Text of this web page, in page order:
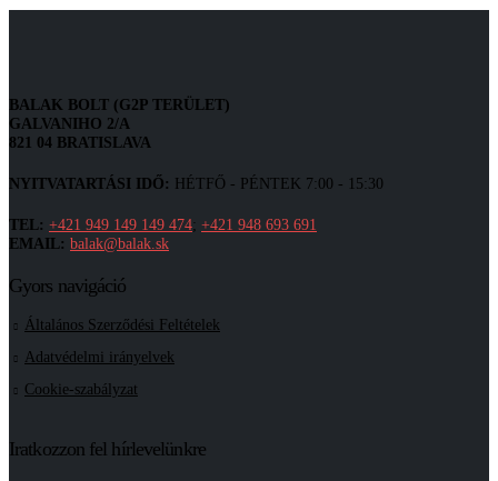
BALAK BOLT (G2P TERÜLET)
GALVANIHO 2/A
821 04 BRATISLAVA
NYITVATARTÁSI IDŐ: HÉTFŐ - PÉNTEK 7:00 - 15:30
TEL: +421 949 149 149 474; +421 948 693 691
EMAIL: balak@balak.sk
Gyors navigáció
Általános Szerződési Feltételek
Adatvédelmi irányelvek
Cookie-szabályzat
Iratkozzon fel hírlevelünkre